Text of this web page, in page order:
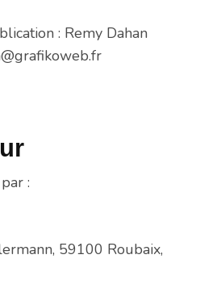
: Remy Dahan
:
59100 Roubaix,